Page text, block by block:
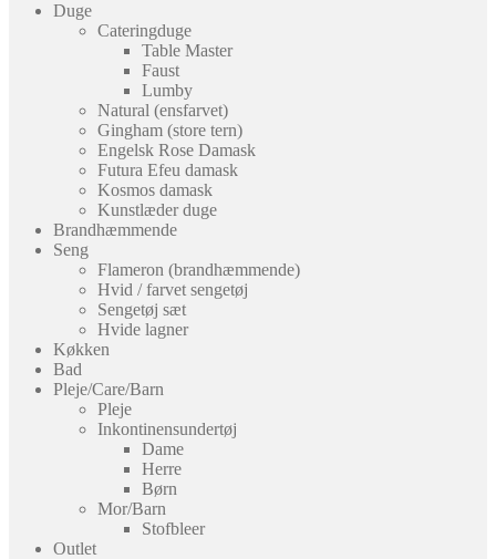
Duge
Cateringduge
Table Master
Faust
Lumby
Natural (ensfarvet)
Gingham (store tern)
Engelsk Rose Damask
Futura Efeu damask
Kosmos damask
Kunstlæder duge
Brandhæmmende
Seng
Flameron (brandhæmmende)
Hvid / farvet sengetøj
Sengetøj sæt
Hvide lagner
Køkken
Bad
Pleje/Care/Barn
Pleje
Inkontinensundertøj
Dame
Herre
Børn
Mor/Barn
Stofbleer
Outlet